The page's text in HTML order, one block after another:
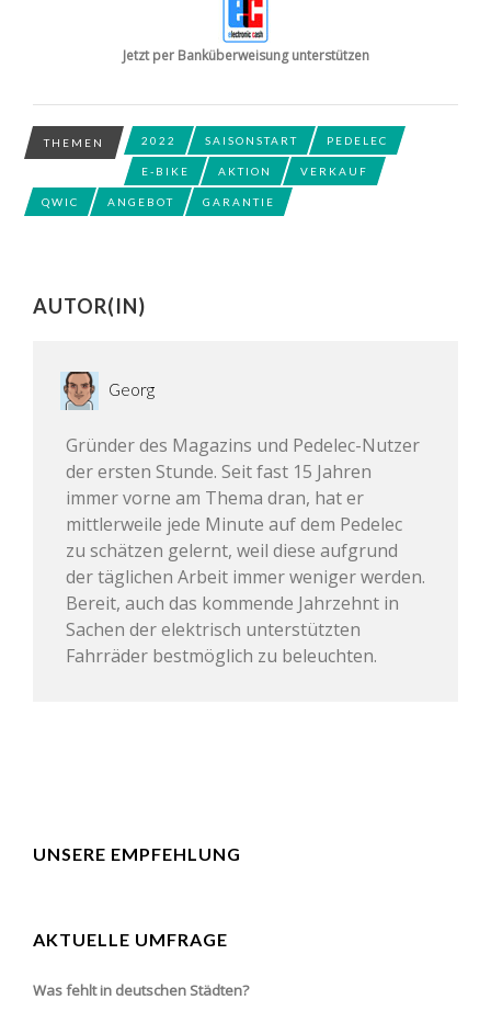
Jetzt per Banküberweisung unterstützen
THEMEN 2022 SAISONSTART PEDELEC
E-BIKE AKTION VERKAUF
QWIC ANGEBOT GARANTIE
AUTOR(IN)
Georg
Gründer des Magazins und Pedelec-Nutzer
der ersten Stunde. Seit fast 15 Jahren
immer vorne am Thema dran, hat er
mittlerweile jede Minute auf dem Pedelec
zu schätzen gelernt, weil diese aufgrund
der täglichen Arbeit immer weniger werden.
Bereit, auch das kommende Jahrzehnt in
Sachen der elektrisch unterstützten
Fahrräder bestmöglich zu beleuchten.
UNSERE EMPFEHLUNG
AKTUELLE UMFRAGE
Was fehlt in deutschen Städten?